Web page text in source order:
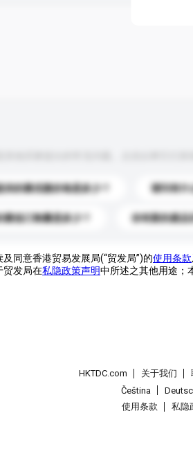
供的最优惠价格是多少？ 请问有什
最低订购量是多少？ 你有新的產品
同意香港贸易发展局(“贸发局”)的使用条款
贸发局在私隐政策声明中所述之其他用途；
HKTDC.com 关于我们
Čeština
使用条款
私隐